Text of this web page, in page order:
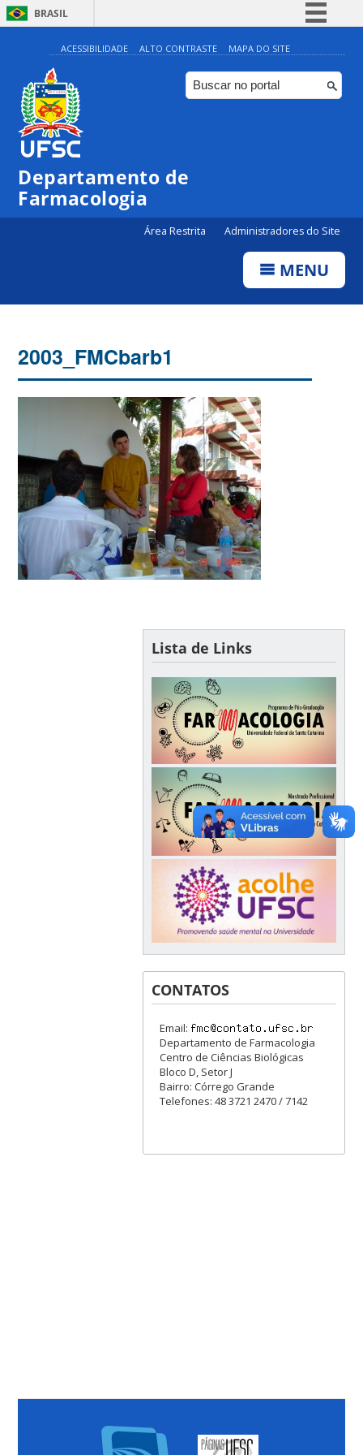
BRASIL
Simplifique!
Comunica BR
Participe
ACESSIBILIDADE ALTO CONTRASTE MAPA DO SITE
Departamento de
Farmacologia
Área Restrita Administradores do Site
MENU
2003_FMCbarb1
Lista de Links
CONTATOS
Email:
Departamento de Farmacologia
Centro de Ciências Biológicas
Bloco D, Setor J
Bairro: Córrego Grande
Telefones: 48 3721 2470 / 7142